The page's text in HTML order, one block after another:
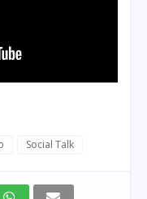
Social Talk